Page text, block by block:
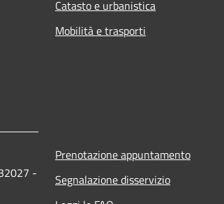
Catasto e urbanistica
Mobilità e trasporti
-
Prenotazione appuntamento
Segnalazione disservizio